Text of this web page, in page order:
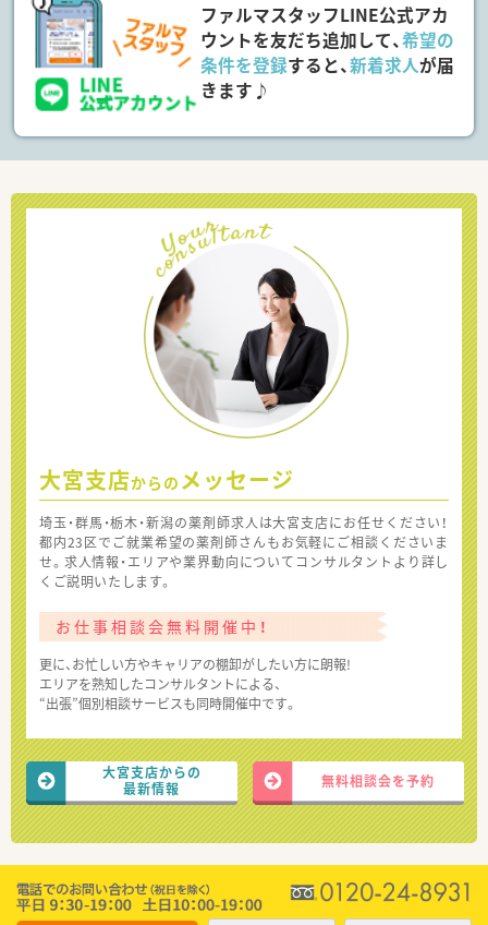
ファルマスタッフLINE公式アカ
ウントを友だち追加して、希望の
条件を登録すると、新着求人が届
きます♪
大宮支店からの メッセージ
埼玉・群馬・栃木・新潟の薬剤師求人は大宮支店にお任せください！
都内23区でご就業希望の薬剤師さんもお気軽にご相談くださいま
せ。求人情報・エリアや業界動向についてコンサルタントより詳し
くご説明いたします。
お仕事相談会無料開催中！
更に、お忙しい方やキャリアの棚卸がしたい方に朗報!
エリアを熟知したコンサルタントによる、
“出張”個別相談サービスも同時開催中です。
大宮支店からの
最新情報
無料相談会を予約